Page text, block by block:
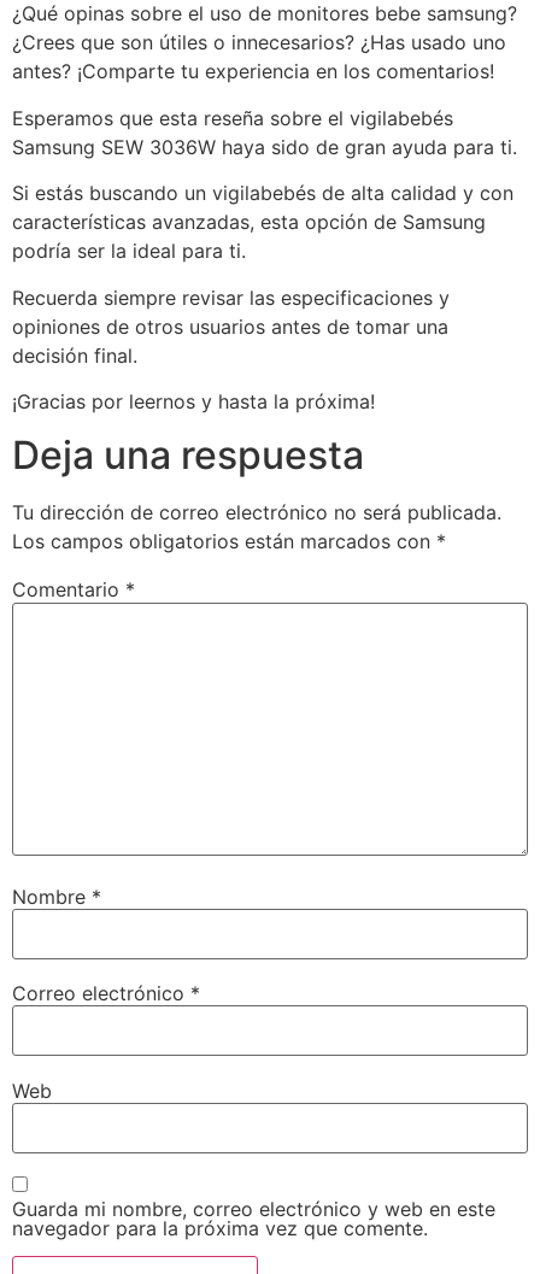
¿Qué opinas sobre el uso de monitores bebe samsung?
¿Crees que son útiles o innecesarios? ¿Has usado uno
antes? ¡Comparte tu experiencia en los comentarios!
Esperamos que esta reseña sobre el vigilabebés
Samsung SEW 3036W haya sido de gran ayuda para ti.
Si estás buscando un vigilabebés de alta calidad y con
características avanzadas, esta opción de Samsung
podría ser la ideal para ti.
Recuerda siempre revisar las especificaciones y
opiniones de otros usuarios antes de tomar una
decisión final.
¡Gracias por leernos y hasta la próxima!
Deja una respuesta
Tu dirección de correo electrónico no será publicada.
Los campos obligatorios están marcados con *
Comentario *
Nombre *
Correo electrónico *
Web
Guarda mi nombre, correo electrónico y web en este
navegador para la próxima vez que comente.